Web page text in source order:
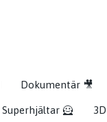
Dokumentär 🎥
Superhjältar 🦸